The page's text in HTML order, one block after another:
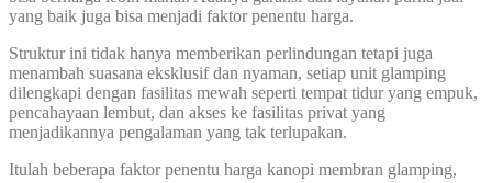
yang baik juga bisa menjadi faktor penentu harga.
Struktur ini tidak hanya memberikan perlindungan tetapi juga
menambah suasana eksklusif dan nyaman, setiap unit glamping
dilengkapi dengan fasilitas mewah seperti tempat tidur yang empuk,
pencahayaan lembut, dan akses ke fasilitas privat yang
menjadikannya pengalaman yang tak terlupakan.
Itulah beberapa faktor penentu harga kanopi membran glamping,